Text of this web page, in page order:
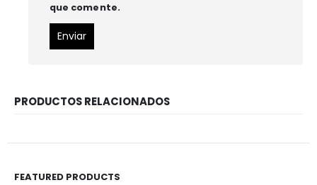
que comente.
PRODUCTOS RELACIONADOS
FEATURED PRODUCTS